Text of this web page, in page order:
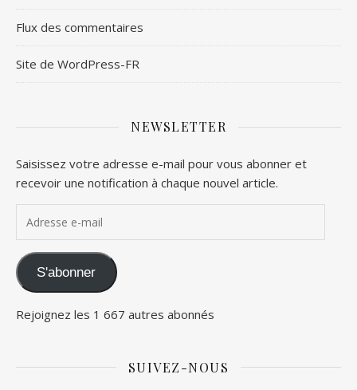
Flux des commentaires
Site de WordPress-FR
NEWSLETTER
Saisissez votre adresse e-mail pour vous abonner et
recevoir une notification à chaque nouvel article.
S'abonner
Rejoignez les 1 667 autres abonnés
SUIVEZ-NOUS